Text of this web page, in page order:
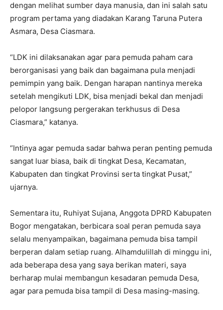
dengan melihat sumber daya manusia, dan ini salah satu
program pertama yang diadakan Karang Taruna Putera
Asmara, Desa Ciasmara.
“LDK ini dilaksanakan agar para pemuda paham cara
berorganisasi yang baik dan bagaimana pula menjadi
pemimpin yang baik. Dengan harapan nantinya mereka
setelah mengikuti LDK, bisa menjadi bekal dan menjadi
pelopor langsung pergerakan terkhusus di Desa
Ciasmara,” katanya.
“Intinya agar pemuda sadar bahwa peran penting pemuda
sangat luar biasa, baik di tingkat Desa, Kecamatan,
Kabupaten dan tingkat Provinsi serta tingkat Pusat,”
ujarnya.
Sementara itu, Ruhiyat Sujana, Anggota DPRD Kabupaten
Bogor mengatakan, berbicara soal peran pemuda saya
selalu menyampaikan, bagaimana pemuda bisa tampil
berperan dalam setiap ruang. Alhamdulillah di minggu ini,
ada beberapa desa yang saya berikan materi, saya
berharap mulai membangun kesadaran pemuda Desa,
agar para pemuda bisa tampil di Desa masing-masing.